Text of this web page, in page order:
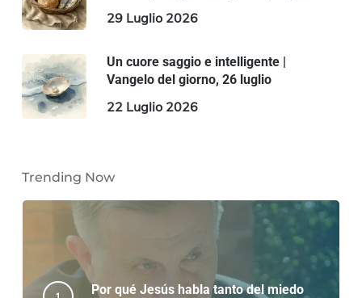
29 Luglio 2026
Un cuore saggio e intelligente |
Vangelo del giorno, 26 luglio
22 Luglio 2026
Trending Now
Por qué Jesús habla tanto del miedo